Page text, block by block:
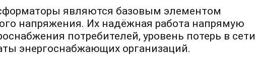
являются базовым элементом
напряжения. Их надёжная работа напрямую
потребителей, уровень потерь в сети
энергоснабжающих организаций.